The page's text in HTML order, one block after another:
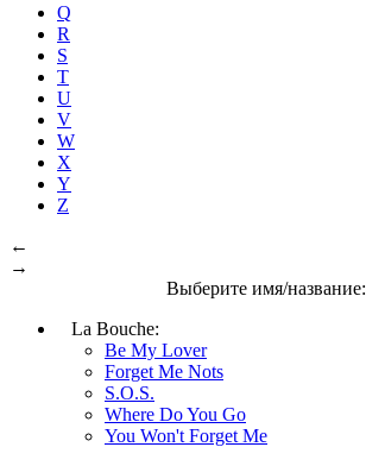
Q
R
S
T
U
V
W
X
Y
Z
←
→
Выберите имя/название:
La Bouche:
Be My Lover
Forget Me Nots
S.O.S.
Where Do You Go
You Won't Forget Me